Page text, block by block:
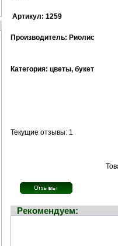
Артикул: 1259
Производитель: Риолис
Категория: цветы, букет
Текущие отзывы: 1
Рекомендуем: